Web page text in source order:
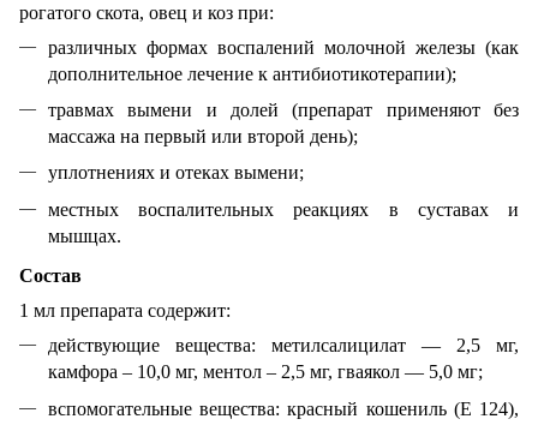
рогатого скота, овец и коз при:
различных формах воспалений молочной железы (как
дополнительное лечение к антибиотикотерапии);
травмах вымени и долей (препарат применяют без
массажа на первый или второй день);
уплотнениях и отеках вымени;
местных воспалительных реакциях в суставах и
мышцах.
Состав
1 мл препарата содержит:
действующие вещества: метилсалицилат — 2,5 мг,
камфора – 10,0 мг, ментол – 2,5 мг, гваякол — 5,0 мг;
вспомогательные вещества: красный кошениль (E 124),